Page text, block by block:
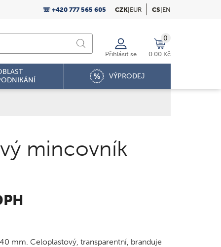
☏ +420 777 565 605 CZK|EUR CS|EN
Přihlásit se
0
0.00 Kč
VÝPRODEJ
mincovník
mm. Celoplastový, transparentní, branduje